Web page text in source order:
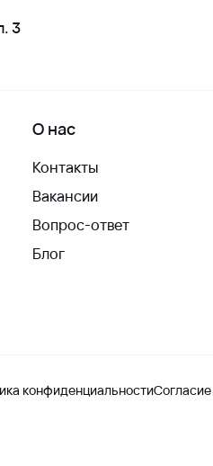
3
О нас
Контакты
Вакансии
Вопрос-ответ
Блог
конфиденциальности